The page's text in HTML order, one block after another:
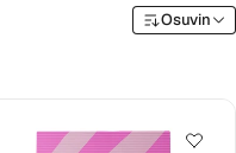
Osuvin